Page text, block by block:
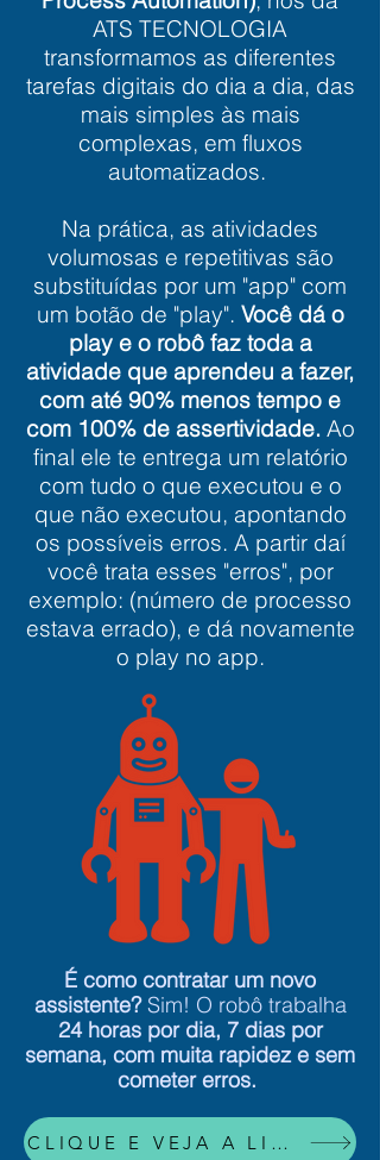
ATS TECNOLOGIA
transformamos as diferentes
tarefas digitais do dia a dia, das
mais simples às mais
complexas, em fluxos
automatizados.
Na prática, as atividades
volumosas e repetitivas são
substituídas por um "app" com
um botão de "play". Você dá o
play e o robô faz toda a
atividade que aprendeu a fazer,
com até 90% menos tempo e
com 100% de assertividade.Ao
final ele te entrega um relatório
com tudo o que executou e o
que não executou, apontando
os possíveis erros. A partir daí
você trata esses "erros", por
exemplo: (número de processo
estava errado), e dá novamente
o play no app.
É como contratar um novo
assistente?Sim! O robô trabalha
24 horas por dia, 7 dias por
semana, com muita rapidez e sem
cometer erros.
CLIQUE E VEJA A LISTA DE TAREFAS QUE JÁ AUTOMATIZAMOS